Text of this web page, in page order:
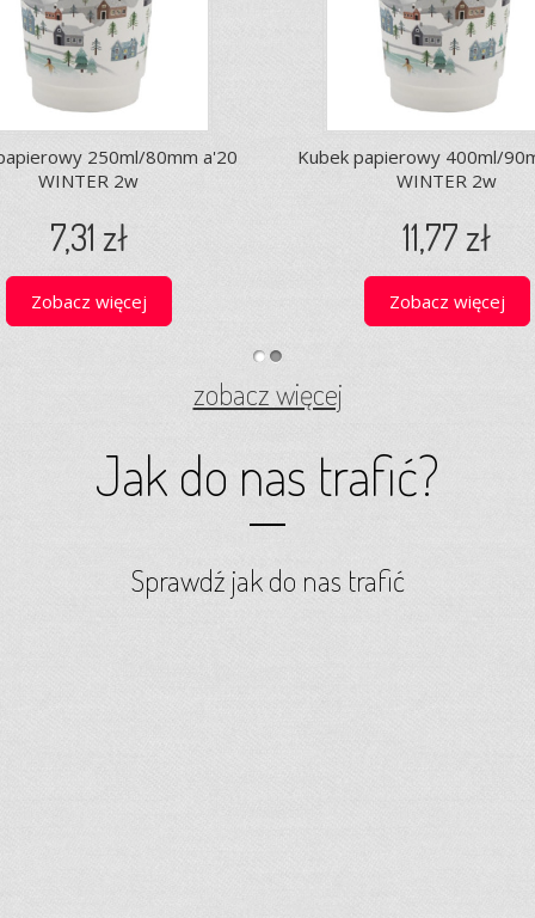
250ml/80mm a'20
WINTER 2w
7,31 zł
Zobacz więcej
Kubek papierowy 400ml/
WINTER 2w
11,77 zł
Zobacz więcej
zobacz więcej
Jak do nas trafić?
Sprawdź jak do nas trafić